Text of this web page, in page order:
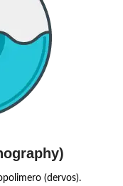
(dervos).